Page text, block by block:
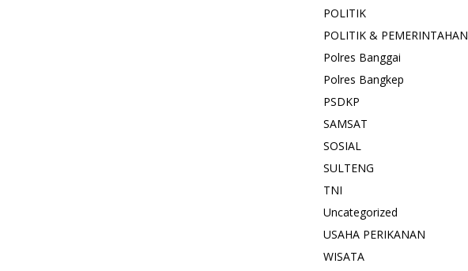
POLITIK
POLITIK & PEMERINTAHAN
Polres Banggai
Polres Bangkep
PSDKP
SAMSAT
SOSIAL
SULTENG
TNI
Uncategorized
USAHA PERIKANAN
WISATA